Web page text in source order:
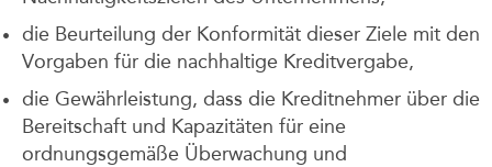
die Beurteilung der Konformität dieser Ziele mit den
Vorgaben für die nachhaltige Kreditvergabe,
die Gewährleistung, dass die Kreditnehmer über die
Bereitschaft und Kapazitäten für eine
ordnungsgemäße Überwachung und